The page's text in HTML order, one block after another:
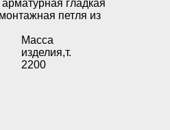
гладкая
петля из
Масса
изделия,т.
2200